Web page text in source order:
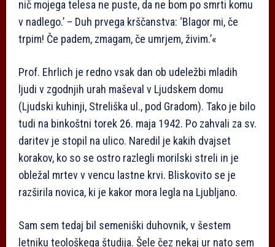
nič mojega telesa ne puste, da ne bom po smrti komu
v nadlego.’ – Duh prvega krščanstva: ‘Blagor mi, če
trpim! Če padem, zmagam, če umrjem, živim.’«
Prof. Ehrlich je redno vsak dan ob udeležbi mladih
ljudi v zgodnjih urah maševal v Ljudskem domu
(Ljudski kuhinji, Streliška ul., pod Gradom). Tako je bilo
tudi na binkoštni torek 26. maja 1942. Po zahvali za sv.
daritev je stopil na ulico. Naredil je kakih dvajset
korakov, ko so se ostro razlegli morilski streli in je
obležal mrtev v vencu lastne krvi. Bliskovito se je
razširila novica, ki je kakor mora legla na Ljubljano.
Sam sem tedaj bil semeniški duhovnik, v šestem
letniku teološkega študija. Šele čez nekaj ur nato sem